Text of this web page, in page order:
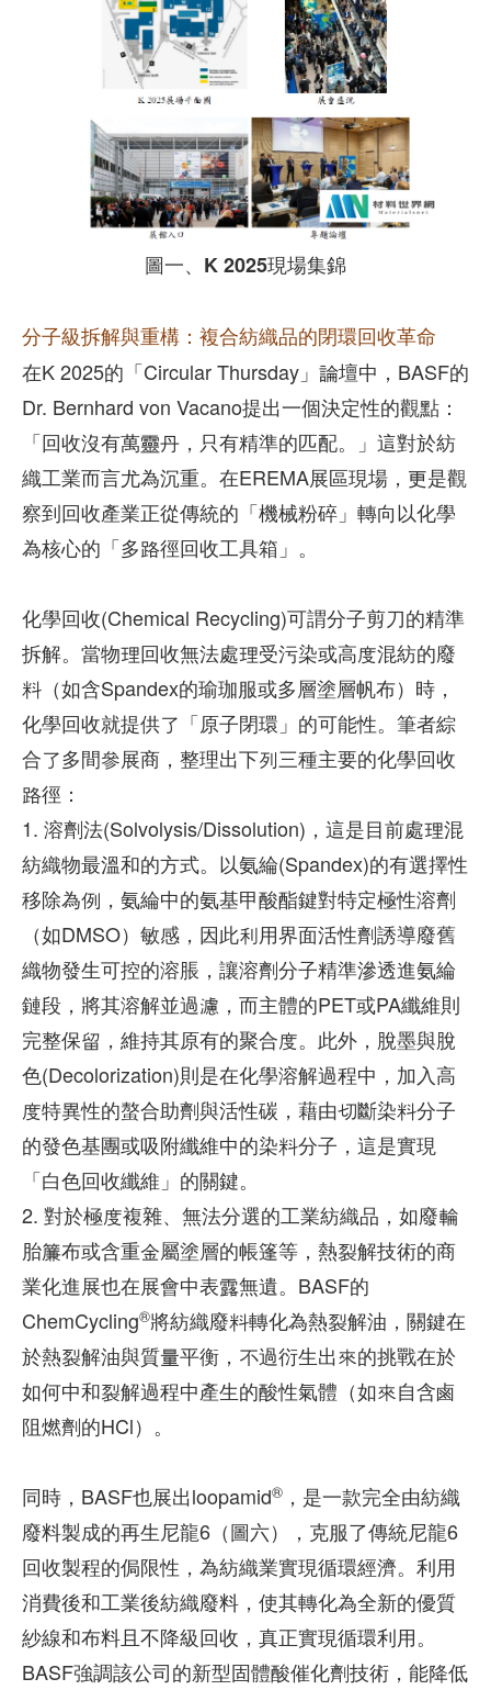
圖一、K 2025現場集錦
分子級拆解與重構：複合紡織品的閉環回收革命
在K 2025的「Circular Thursday」論壇中，BASF的
Dr. Bernhard von Vacano提出一個決定性的觀點：
「回收沒有萬靈丹，只有精準的匹配。」這對於紡
織工業而言尤為沉重。在EREMA展區現場，更是觀
察到回收產業正從傳統的「機械粉碎」轉向以化學
為核心的「多路徑回收工具箱」。
化學回收(Chemical Recycling)可謂分子剪刀的精準
拆解。當物理回收無法處理受污染或高度混紡的廢
料（如含Spandex的瑜珈服或多層塗層帆布）時，
化學回收就提供了「原子閉環」的可能性。筆者綜
合了多間參展商，整理出下列三種主要的化學回收
路徑：
1. 溶劑法(Solvolysis/Dissolution)，這是目前處理混
紡織物最溫和的方式。以氨綸(Spandex)的有選擇性
移除為例，氨綸中的氨基甲酸酯鍵對特定極性溶劑
（如DMSO）敏感，因此利用界面活性劑誘導廢舊
織物發生可控的溶脹，讓溶劑分子精準滲透進氨綸
鏈段，將其溶解並過濾，而主體的PET或PA纖維則
完整保留，維持其原有的聚合度。此外，脫墨與脫
色(Decolorization)則是在化學溶解過程中，加入高
度特異性的螯合助劑與活性碳，藉由切斷染料分子
的發色基團或吸附纖維中的染料分子，這是實現
「白色回收纖維」的關鍵。
2. 對於極度複雜、無法分選的工業紡織品，如廢輪
胎簾布或含重金屬塗層的帳篷等，熱裂解技術的商
業化進展也在展會中表露無遺。BASF的
ChemCycling®將紡織廢料轉化為熱裂解油，關鍵在
於熱裂解油與質量平衡，不過衍生出來的挑戰在於
如何中和裂解過程中產生的酸性氣體（如來自含鹵
阻燃劑的HCl）。
同時，BASF也展出loopamid® ，是一款完全由紡織
廢料製成的再生尼龍6（圖六），克服了傳統尼龍6
回收製程的侷限性，為紡織業實現循環經濟。利用
消費後和工業後紡織廢料，使其轉化為全新的優質
紗線和布料且不降級回收，真正實現循環利用。
BASF強調該公司的新型固體酸催化劑技術，能降低